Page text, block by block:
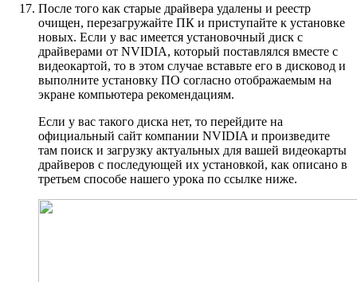
После того как старые драйвера удалены и реестр
очищен, перезагружайте ПК и приступайте к установке
новых. Если у вас имеется установочный диск с
драйверами от NVIDIA, который поставлялся вместе с
видеокартой, то в этом случае вставьте его в дисковод и
выполните установку ПО согласно отображаемым на
экране компьютера рекомендациям.
Если у вас такого диска нет, то перейдите на
официальный сайт компании NVIDIA и произведите
там поиск и загрузку актуальных для вашей видеокарты
драйверов с последующей их установкой, как описано в
третьем способе нашего урока по ссылке ниже.